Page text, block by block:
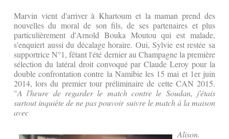
Marvin vient d'arriver à Khartoum et la maman prend des
nouvelles du moral de son fils, de ses partenaires et plus
particulièrement d'Arnold Bouka Moutou qui est malade,
s'enquiert aussi du décalage horaire. Oui, Sylvie est restée sa
supportrice N°1, fêtant l'été dernier au Champagne la première
sélection du latéral droit convoqué par Claude Leroy pour la
double confrontation contre la Namibie les 15 mai et 1er juin
2014, lors du premier tour préliminaire de cette CAN 2015.
"A l'heure de regarder le match contre le Soudan, j'étais
surtout inquiète de ne pas pouvoir suivre le match à la maison
avec
Alison.